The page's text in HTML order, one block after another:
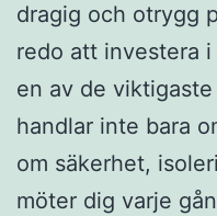
dragig och otrygg
redo att investera
en av de
handlar inte bara
om säkerhet,
möter dig varje